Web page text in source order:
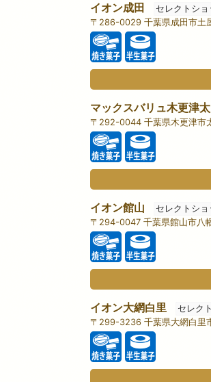
イオン成田
セレクトシ
〒286-0029 千葉県成田市土
マックスバリュ木更津太
〒292-0044 千葉県木更津市
イオン館山
セレクトシ
〒294-0047 千葉県館山市八
イオン大網白里
セレク
〒299-3236 千葉県大網白里